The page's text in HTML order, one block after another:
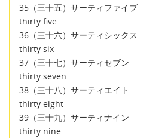
35（三十五）サーティファイブ
thirty five
36（三十六）サーティシックス
thirty six
37（三十七）サーティセブン
thirty seven
38（三十八）サーティエイト
thirty eight
39（三十九）サーティナイン
thirty nine